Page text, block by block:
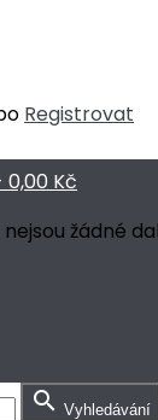
Registrovat
Kč
žádné
 Vyhledávání